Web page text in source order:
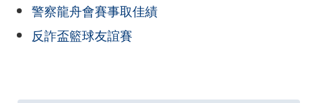
警察龍舟會賽事取佳績
反詐盃籃球友誼賽